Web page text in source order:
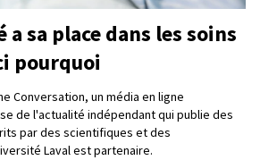
sa place dans les soins
pourquoi
Conversation, un média en ligne
de l'actualité indépendant qui publie des
par des scientifiques et des
Laval est partenaire.